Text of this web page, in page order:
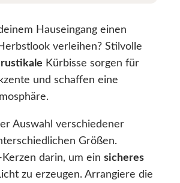
Hauseingang einen
verleihen? Stilvolle
rustikale Kürbisse sorgen für
und schaffen eine
Auswahl verschiedener
Größen.
Kerzen darin, um ein sicheres
zu erzeugen. Arrangiere die